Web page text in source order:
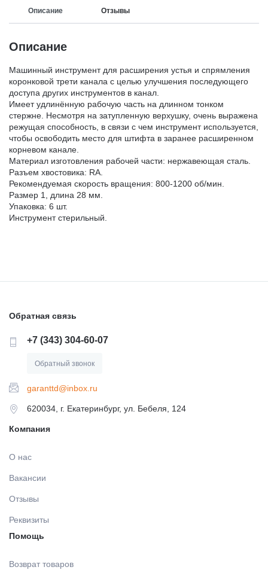
Описание Отзывы
Описание
Машинный инструмент для расширения устья и спрямления
коронковой трети канала с целью улучшения последующего
доступа других инструментов в канал.
Имеет удлинённую рабочую часть на длинном тонком
стержне. Несмотря на затупленную верхушку, очень выражена
режущая способность, в связи с чем инструмент используется,
чтобы освободить место для штифта в заранее расширенном
корневом канале.
Материал изготовления рабочей части: нержавеющая сталь.
Разъем хвостовика: RA.
Рекомендуемая скорость вращения: 800-1200 об/мин.
Размер 1, длина 28 мм.
Упаковка: 6 шт.
Инструмент стерильный.
Обратная связь
+7 (343) 304-60-07
Обратный звонок
garanttd@inbox.ru
620034, г. Екатеринбург, ул. Бебеля, 124
Компания
О нас
Вакансии
Отзывы
Реквизиты
Помощь
Возврат товаров